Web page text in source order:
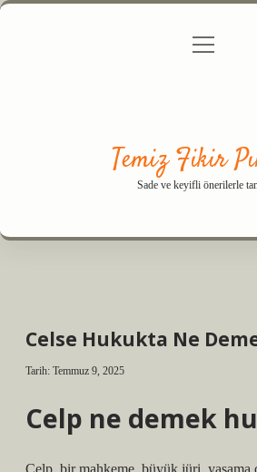
Gizlilik Politikası
menüyü
Temiz Fikir
Sade ve keyifli önerilerle
Celse Hukukta Ne
Tarih: Temmuz 9, 2025
Celp ne demek
Celp, bir mahkeme, büyük jüri, yasama